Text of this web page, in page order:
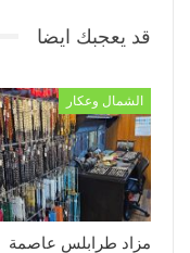
قد يعجبك ايضا
الشمال وعكار
مزاد طرابلس عاصمة